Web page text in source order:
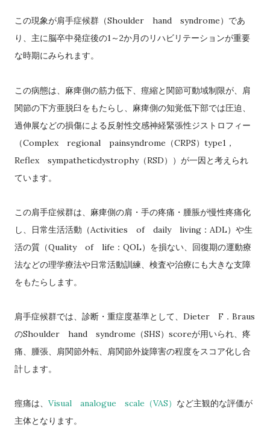
この現象が肩手症候群（Shoulder hand syndrome ）であ
り、主に脳卒中発症後の1 ～ 2か月のリハビリテーションが重要
な時期にみられます。
この病態は、麻痺側の筋力低下、痙縮と関節可動域制限が、肩
関節の下方亜脱臼をもたらし、麻痺側の知覚低下部では圧迫、
過伸展などの損傷による反射性交感神経緊張性ジストロフィー
（Complex regional painsyndrome （CRPS） type1 ，
Reflex sympatheticdystrophy（RSD ））が一因と考えられ
ています。
この肩手症候群は、麻痺側の肩・手の疼痛・腫脹が慢性疼痛化
し、日常生活活動（Activities of daily living ： ADL）や生
活の質（Quality of life ： QOL）を損ない、回復期の運動療
法などの理学療法や日常活動訓練、検査や治療にも大きな支障
をもたらします。
肩手症候群では、診断・重症度基準として、 Dieter F ． Braus
のShoulder hand syndrome （SHS） scoreが用いられ、疼
痛、腫張、肩関節外転、肩関節外旋障害の程度をスコア化し合
計します。
痙痛は、 Visual analogue scale （VAS） など主観的な評価が
主体となります。